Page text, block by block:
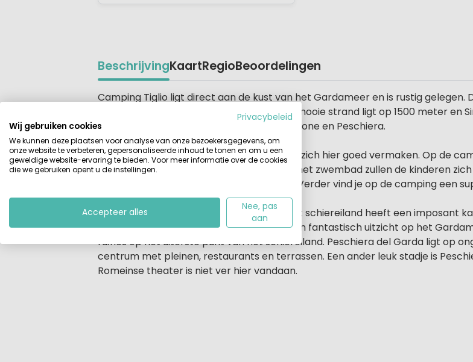
BeschrijvingKaartRegioBeoordelingen
Beschrijving
Camping Tiglio ligt direct aan de kust van het Gardameer en is rustig
oosten van het schiereiland Sirmione. Het mooie strand ligt op 1500 meter
ligt direct aan het Gardameer, tussen Sirmione en Peschiera.
Vooral gezinnen met jonge kinderen zullen zich hier goed vermaken. Op de
voetbalveldje, bij de tafeltennistafels of in het zwembad zullen de kinderen
Het zwembad heeft een apart kinderbad. Verder vind je op de camping een
Camping Tiglio ligt niet ver van Sirmione, dit schiereiland heeft een imposant
eeuw en vanaf de centrale toren heb je een fantastisch uitzicht op het
ruïnes op het uiterste punt van het schiereiland. Peschiera del Garda ligt op
centrum met pleinen, restaurants en terrassen. Een ander leuk stadje is
Romeinse theater is niet ver hier vandaan.
Privacybeleid
Wij gebruiken cookies
We kunnen deze plaatsen voor analyse van onze bezoekersgegevens, om
onze website te verbeteren, gepersonaliseerde inhoud te tonen en om u een
geweldige website-ervaring te bieden. Voor meer informatie over de cookies
die we gebruiken opent u de instellingen.
Accepteer alles
Nee, pas
aan